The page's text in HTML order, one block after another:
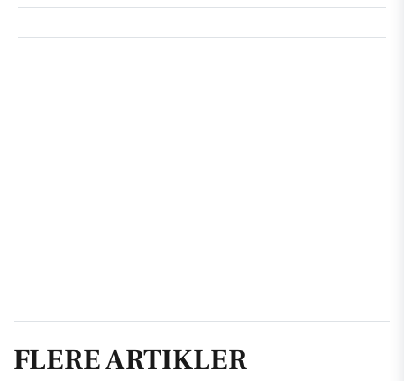
FLERE ARTIKLER